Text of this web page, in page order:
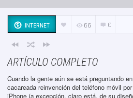
INTERNET 66 0
ARTÍCULO COMPLETO
Cuando la gente aún se está preguntando
cacareada reinvención del teléfono móvil
iPhone (a excepción, claro está, de su